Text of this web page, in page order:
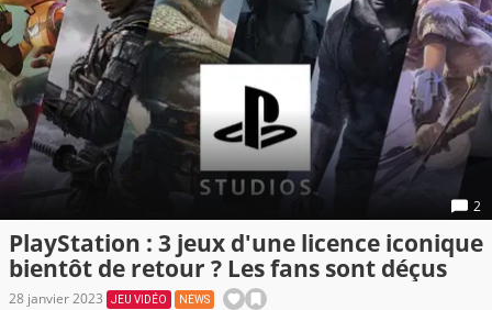
2
PlayStation : 3 jeux d'une licence iconique
bientôt de retour ? Les fans sont déçus
28 janvier 2023 JEU VIDÉO NEWS